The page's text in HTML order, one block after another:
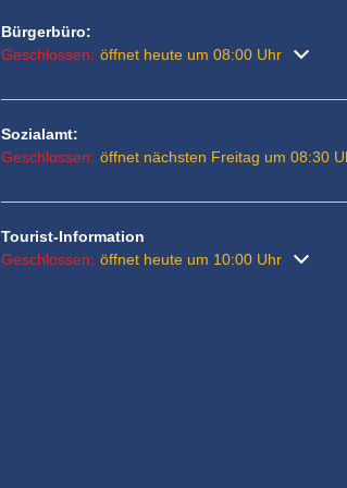
Bürgerbüro:
Klicken, um weitere Öffnungs- oder Schließzeiten
Geschlossen: öffnet heute um 08:00 Uhr
Sozialamt:
Klicken, um weitere Öffnungs- oder Schließzeiten
Geschlossen: öffnet nächsten Freitag um 08:30
Tourist-Information
Klicken, um weitere Öffnungs- oder Schließzeiten
Geschlossen: öffnet heute um 10:00 Uhr